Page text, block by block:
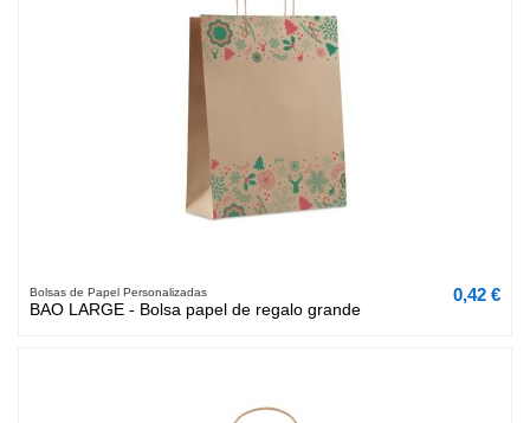
Bolsas de Papel Personalizadas
BAO LARGE - Bolsa papel de regalo grande
0,42 €